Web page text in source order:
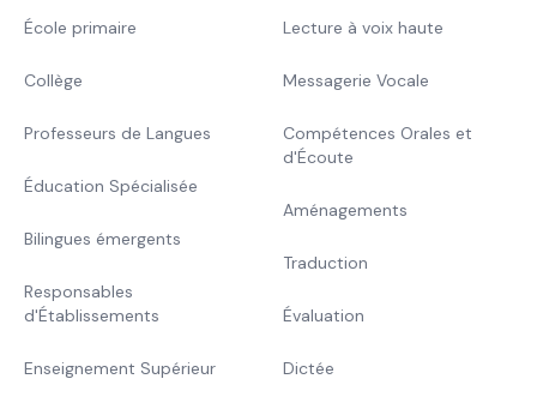
École primaire
Collège
Professeurs de Langues
Éducation Spécialisée
Bilingues émergents
Responsables
d'Établissements
Enseignement Supérieur
Lecture à voix haute
Messagerie Vocale
Compétences Orales et
d'Écoute
Aménagements
Traduction
Évaluation
Dictée